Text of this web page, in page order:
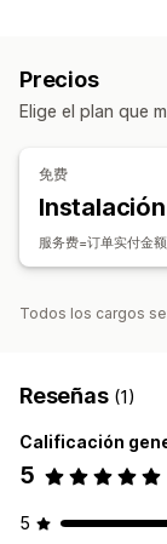
Precios
Elige el plan que
免费
服务费=订单实付金
Todos los cargos se
Reseñas (1)
Calificación
5
5